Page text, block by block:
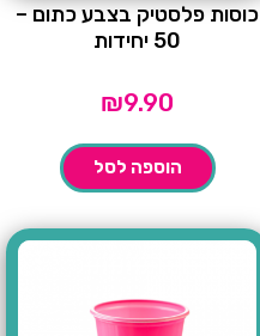
כוסות פלסטיק בצבע כתום –
50 יחידות
₪9.90
הוספה לסל